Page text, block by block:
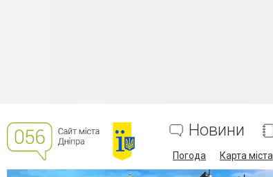
Новини
Погода Карта міста